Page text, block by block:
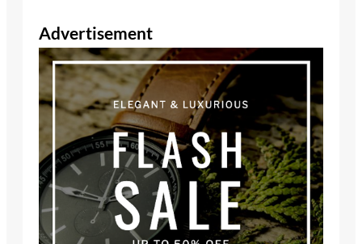
Advertisement